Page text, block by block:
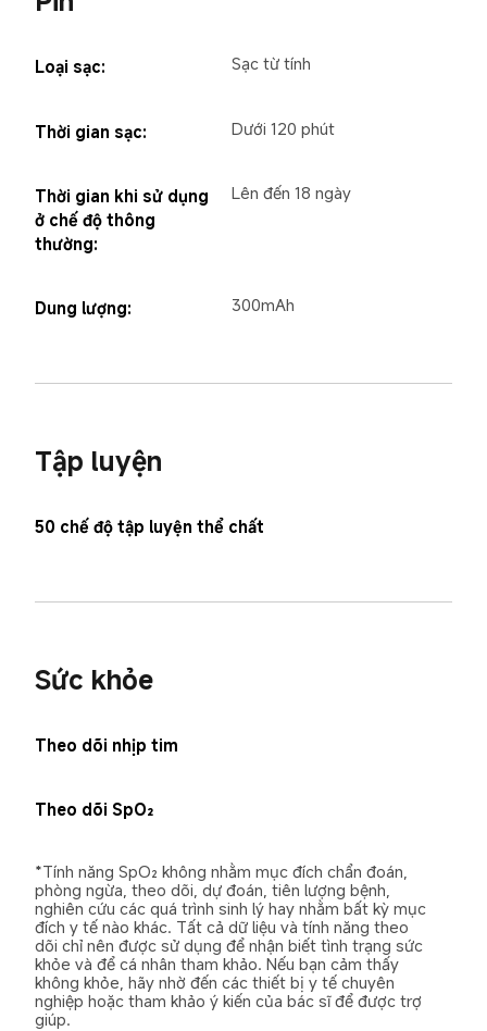
Loại sạc: Sạc từ tính
Thời gian sạc: Dưới 120 phút
Thời gian khi sử dụng
ở chế độ thông
thường:
Lên đến 18 ngày
Dung lượng: 300mAh
Tập luyện
50 chế độ tập luyện thể chất
Sức khỏe
Theo dõi nhịp tim
Theo dõi SpO₂
*Tính năng SpO₂ không nhằm mục đích chẩn đoán,
phòng ngừa, theo dõi, dự đoán, tiên lượng bệnh,
nghiên cứu các quá trình sinh lý hay nhằm bất kỳ mục
đích y tế nào khác. Tất cả dữ liệu và tính năng theo
dõi chỉ nên được sử dụng để nhận biết tình trạng sức
khỏe và để cá nhân tham khảo. Nếu bạn cảm thấy
không khỏe, hãy nhờ đến các thiết bị y tế chuyên
nghiệp hoặc tham khảo ý kiến của bác sĩ để được trợ
giúp.